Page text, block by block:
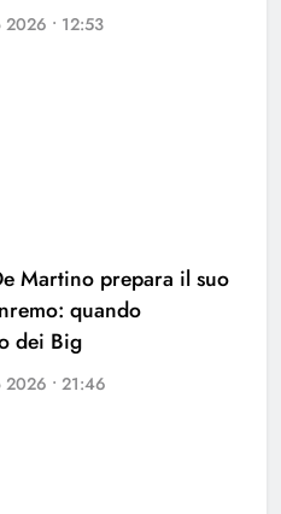
• 12:53
Martino prepara il suo
quando
dei Big
2026 • 21:46